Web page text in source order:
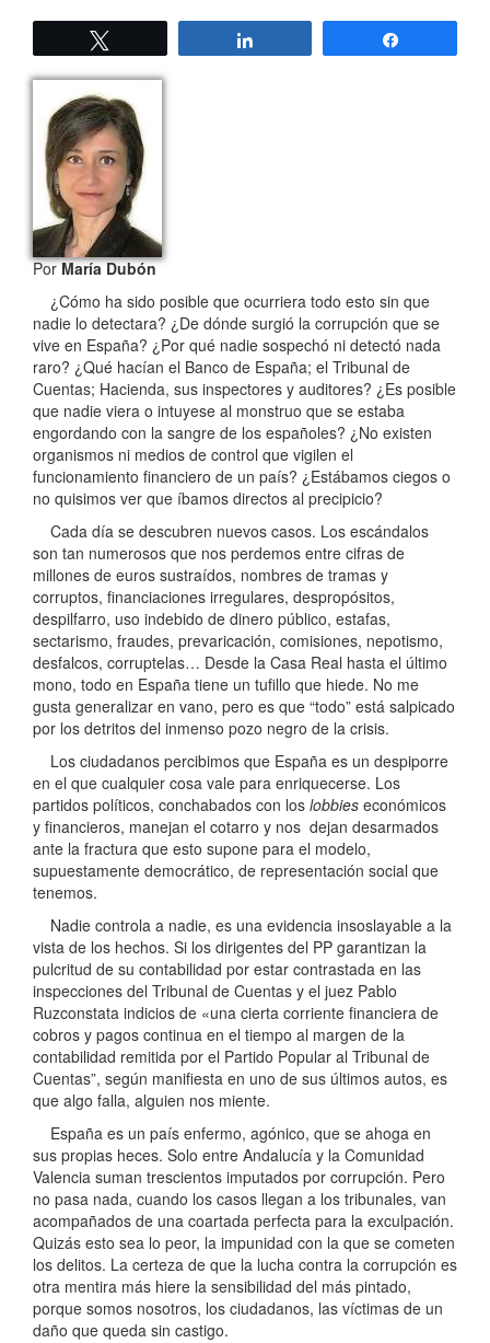
PorMaría Dubón
¿Cómo ha sido posible que ocurriera todo esto sin que
nadie lo detectara? ¿De dónde surgió la corrupción que se
vive en España? ¿Por qué nadie sospechó ni detectó nada
raro? ¿Qué hacían el Banco de España; el Tribunal de
Cuentas; Hacienda, sus inspectores y auditores? ¿Es posible
que nadie viera o intuyese al monstruo que se estaba
engordando con la sangre de los españoles? ¿No existen
organismos ni medios de control que vigilen el
funcionamiento financiero de un país? ¿Estábamos ciegos o
no quisimos ver que íbamos directos al precipicio?
Cada día se descubren nuevos casos. Los escándalos
son tan numerosos que nos perdemos entre cifras de
millones de euros sustraídos, nombres de tramas y
corruptos, financiaciones irregulares, despropósitos,
despilfarro, uso indebido de dinero público, estafas,
sectarismo, fraudes, prevaricación, comisiones, nepotismo,
desfalcos, corruptelas… Desde la Casa Real hasta el último
mono, todo en España tiene un tufillo que hiede. No me
gusta generalizar en vano, pero es que “todo” está salpicado
por los detritos del inmenso pozo negro de la crisis.
Los ciudadanos percibimos que España es un despiporre
en el que cualquier cosa vale para enriquecerse. Los
partidos políticos, conchabados con los lobbies económicos
y financieros, manejan el cotarro y nos dejan desarmados
ante la fractura que esto supone para el modelo,
supuestamente democrático, de representación social que
tenemos.
Nadie controla a nadie, es una evidencia insoslayable a la
vista de los hechos. Si los dirigentes del PP garantizan la
pulcritud de su contabilidad por estar contrastada en las
inspecciones del Tribunal de Cuentas y el juez Pablo
Ruzconstata indicios de «una cierta corriente financiera de
cobros y pagos continua en el tiempo al margen de la
contabilidad remitida por el Partido Popular al Tribunal de
Cuentas”, según manifiesta en uno de sus últimos autos, es
que algo falla, alguien nos miente.
España es un país enfermo, agónico, que se ahoga en
sus propias heces. Solo entre Andalucía y la Comunidad
Valencia suman trescientos imputados por corrupción. Pero
no pasa nada, cuando los casos llegan a los tribunales, van
acompañados de una coartada perfecta para la exculpación.
Quizás esto sea lo peor, la impunidad con la que se cometen
los delitos. La certeza de que la lucha contra la corrupción es
otra mentira más hiere la sensibilidad del más pintado,
porque somos nosotros, los ciudadanos, las víctimas de un
daño que queda sin castigo.